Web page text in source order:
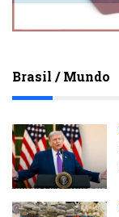
Brasil / Mundo